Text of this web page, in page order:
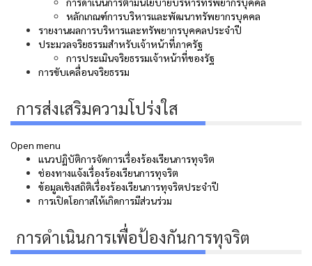
หลักเกณฑ์การบริหารและพัฒนาทรัพยากรบุคคล
รายงานผลการบริหารและทรัพยากรบุคคลประจำปี
ประมวลจริยธรรมสำหรับเจ้าหน้าที่ภาครัฐ
การประเมินจริยธรรมเจ้าหน้าที่ของรัฐ
การขับเคลื่อนจริยธรรม
การส่งเสริมความโปร่งใส
Open menu
แนวปฏิบัติการจัดการเรื่องร้องเรียนการทุจริต
ช่องทางแจ้งเรื่องร้องเรียนการทุจริต
ข้อมูลเชิงสถิติเรื่องร้องเรียนการทุจริตประจำปี
การเปิดโอกาสให้เกิดการมีส่วนร่วม
การดำเนินการเพื่อป้องกันการทุจริต